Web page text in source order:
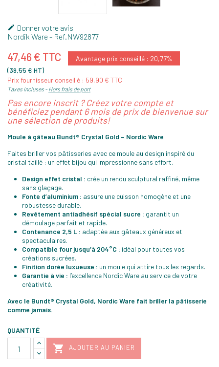
 Donner votre avis
Nordik Ware - Ref.NW92877
47,46 € TTC
Avantage prix conseillé : 20,77%
(39,55 € HT)
Prix fournisseur conseillé : 59,90 € TTC
Taxes incluses Hors frais de port
Pas encore inscrit ? Créez votre compte et
bénéficiez pendant 6 mois de prix de bienvenue sur
une sélection de produits!
Moule à gâteau Bundt® Crystal Gold – Nordic Ware
Faites briller vos pâtisseries avec ce moule au design inspiré du
cristal taillé : un effet bijou qui impressionne sans effort.
Design effet cristal : crée un rendu sculptural raffiné, même
sans glaçage.
Fonte d’aluminium : assure une cuisson homogène et une
robustesse durable.
Revêtement antiadhésif spécial sucre : garantit un
démoulage parfait et rapide.
Contenance 2,5 L : adaptée aux gâteaux généreux et
spectaculaires.
Compatible four jusqu’à 204°C : idéal pour toutes vos
créations sucrées.
Finition dorée luxueuse : un moule qui attire tous les regards.
Garantie à vie : l’excellence Nordic Ware au service de votre
créativité.
Avec le Bundt® Crystal Gold, Nordic Ware fait briller la pâtisserie
comme jamais.
QUANTITÉ
 AJOUTER AU PANIER